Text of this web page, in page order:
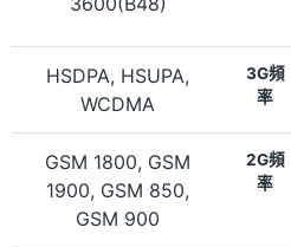
HSDPA, HSUPA,
WCDMA
3G頻
率
GSM 1800, GSM
1900, GSM 850,
GSM 900
2G頻
率